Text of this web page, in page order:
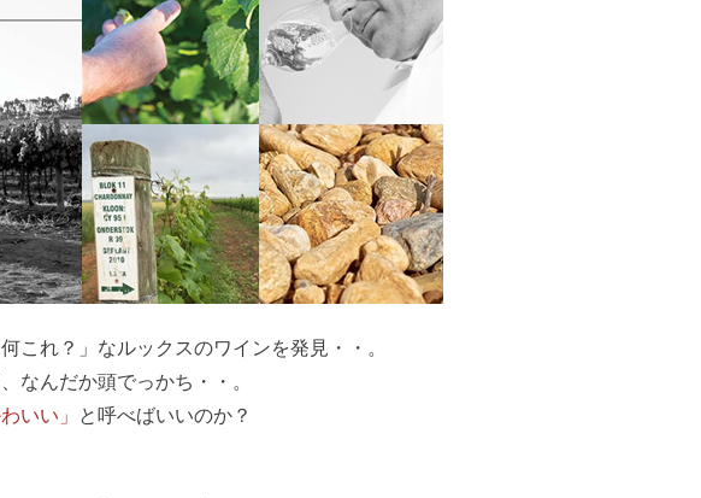
これ？」なルックスのワインを発見・・。
なんだか頭でっかち・・。
いい」
と呼べばいいのか？